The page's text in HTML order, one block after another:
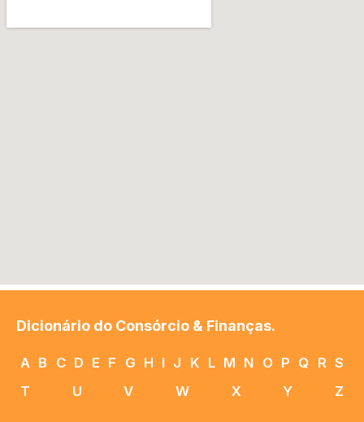
Dicionário do Consórcio & Finanças.
A B C D E F G H I J K L M N O P Q R S
T
U V W X Y Z